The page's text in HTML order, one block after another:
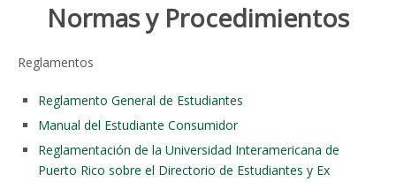
Normas y Procedimientos
Reglamentos
Reglamento General de Estudiantes
Manual del Estudiante Consumidor
Reglamentación de la Universidad Interamericana de
Puerto Rico sobre el Directorio de Estudiantes y Ex